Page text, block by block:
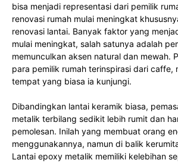
bisa menjadi representasi dari pemilik
renovasi rumah mulai meningkat
renovasi lantai. Banyak faktor yang
mulai meningkat, salah satunya adalah
memunculkan aksen natural dan mewah.
para pemilik rumah terinspirasi dari caffe,
tempat yang biasa ia kunjungi.
Dibandingkan lantai keramik biasa,
metalik terbilang sedikit lebih rumit dan
pemolesan. Inilah yang membuat orang
menggunakannya, namun di balik
Lantai epoxy metalik memiliki kelebihan